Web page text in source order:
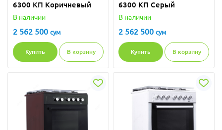
6300 КП Коричневый
В наличии
2 562 500 сум
Купить В корзину
6300 КП Серый
В наличии
2 562 500 сум
Купить В корзину